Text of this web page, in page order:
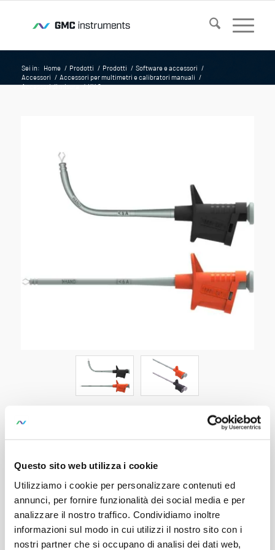
Questo sito web utilizza i cookie
Utilizziamo i cookie per personalizzare contenuti ed
annunci, per fornire funzionalità dei social media e per
analizzare il nostro traffico. Condividiamo inoltre
informazioni sul modo in cui utilizzi il nostro sito con i
nostri partner che si occupano di analisi dei dati web,
Sei in: Home / Prodotti / Prodotti / Software e accessori /
Accessori / Accessori per multimetri e calibratori manuali /
Accessori di misura / KY-2
KY-2
Pincer Clip Set
1 pair of pincer clips, red and black
Long, thin and flexible shaft for good contact in
confined spaces
Measuring category: 1000 V CAT II